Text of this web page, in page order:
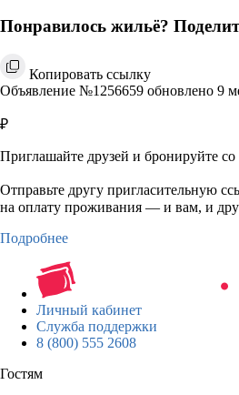
Понравилось жильё?
Копировать ссылку
Объявление №1256659 обновлено 9
₽
Приглашайте друзей и бронируйте со
Отправьте другу пригласительную
на оплату проживания — и вам, и
Подробнее
Личный кабинет
Служба поддержки
8 (800) 555 2608
Гостям